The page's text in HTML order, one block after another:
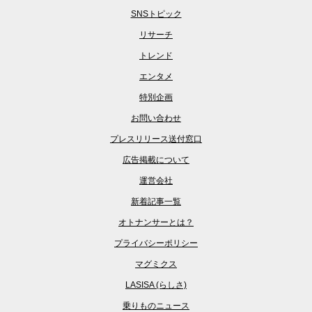
SNSトピック
リサーチ
トレンド
エンタメ
特別企画
お問い合わせ
プレスリリース送付窓口
広告掲載について
運営会社
新着記事一覧
オトナンサーとは？
プライバシーポリシー
マグミクス
LASISA (らしさ)
乗りものニュース